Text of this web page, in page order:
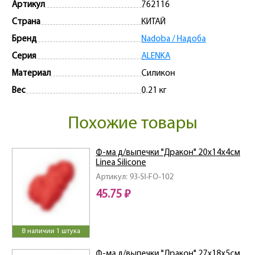
Артикул
762116
Страна
КИТАЙ
Бренд
Nadoba / Надоба
Серия
ALENKA
Материал
Силикон
Вес
0.21 кг
Похожие товары
В наличии 1 штука
Артикул: 93-SI-FO-102
Ф-ма д/выпечки "Дракон" 20х14х4см
Linea Silicone
45.75 ₽